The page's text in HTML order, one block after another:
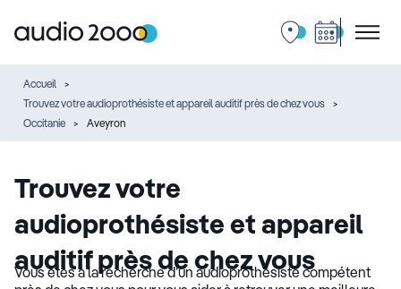
Accueil
Trouvez votre audioprothésiste et appareil auditif près de chez vous
Occitanie
Aveyron
Trouvez votre
audioprothésiste et appareil
auditif près de chez vous
Vous êtes à la recherche d’un audioprothésiste compétent